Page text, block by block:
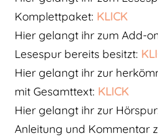
Komplettpaket: KLICK
Hier gelangt ihr zum Add-
Lesespur bereits besitzt:
Hier gelangt ihr zur
mit Gesamttext: KLICK
Hier gelangt ihr zur
Anleitung und Kommentar